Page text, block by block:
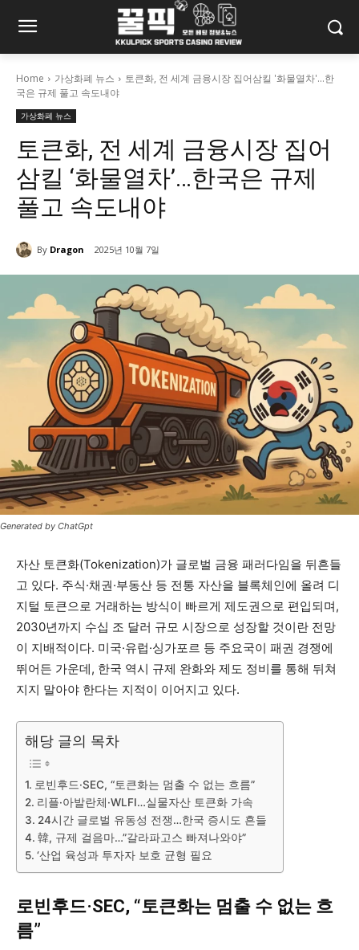
Home 가상화폐 뉴스
토큰화, 전 세계 금융시장 집어삼킬 '화물열차'...한
국은 규제 풀고 속도내야
가상화폐 뉴스
토큰화, 전 세계 금융시장 집어
삼킬 ‘화물열차’…한국은 규제
풀고 속도내야
By Dragon 2025년 10월 7일
Generated by ChatGpt
자산 토큰화(Tokenization)가 글로벌 금융 패러다임을 뒤흔들
고 있다. 주식·채권·부동산 등 전통 자산을 블록체인에 올려 디
지털 토큰으로 거래하는 방식이 빠르게 제도권으로 편입되며,
2030년까지 수십 조 달러 규모 시장으로 성장할 것이란 전망
이 지배적이다. 미국·유럽·싱가포르 등 주요국이 패권 경쟁에
뛰어든 가운데, 한국 역시 규제 완화와 제도 정비를 통해 뒤쳐
지지 말아야 한다는 지적이 이어지고 있다.
해당 글의 목차
로빈후드·SEC, “토큰화는 멈출 수 없는 흐름”
리플·아발란체·WLFI…실물자산 토큰화 가속
24시간 글로벌 유동성 전쟁…한국 증시도 흔들
韓, 규제 걸음마…”갈라파고스 빠져나와야”
‘산업 육성과 투자자 보호 균형 필요
로빈후드·SEC, “토큰화는 멈출 수 없는 흐
름”